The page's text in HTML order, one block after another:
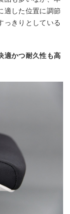
適した位置に調節
っきりとしている
適かつ耐久性も高